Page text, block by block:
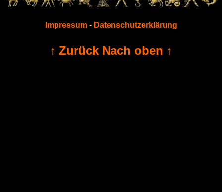
Impressum- Datenschutzerklärung
↑ Zurück Nach oben ↑